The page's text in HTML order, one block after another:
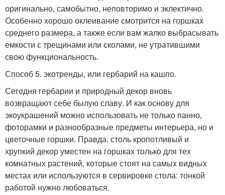
оригинально, самобытно, неповторимо и эклектично.
Особенно хорошо оклеивание смотрится на горшках
среднего размера, а также если вам жалко выбрасывать
емкости с трещинами или сколами, не утратившими
свою функциональность.
Способ 5. экотренды, или гербарий на кашпо.
Сегодня гербарии и природный декор вновь
возвращают себе былую славу. И как основу для
экоукрашений можно использовать не только панно,
фоторамки и разнообразные предметы интерьера, но и
цветочные горшки. Правда, столь кропотливый и
хрупкий декор уместен на горшках только для тех
комнатных растений, которые стоят на самых видных
местах или используются в сервировке стола: тонкой
работой нужно любоваться.